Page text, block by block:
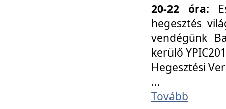
20-22 óra:
hegesztés
vendégünk
kerülő
Hegesztési
...
Tovább